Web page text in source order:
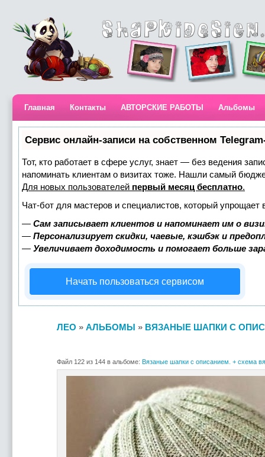
Главная Контакты АВТОРСКИЕ РАБОТЫ Альбомы
Сервис онлайн-записи на собственном
Тот, кто работает в сфере услуг, знает — без ведения
напоминать клиентам о визитах тоже. Нашли самый
Для новых пользователей первый месяц бесплатно.
Чат-бот для мастеров и специалистов, который упрощает
— Сам записывает клиентов и напоминает им о
— Персонализирует скидки, чаевые, кэшбэк и
— Увеличивает доходимость и помогает больше
Начать пользоваться сервисом
ЛЕО » АЛЬБОМЫ » ВЯЗАНЫЕ ШАПКИ С
Файл 122 из 144 в альбоме: Вязаные шапки с описанием. + схема